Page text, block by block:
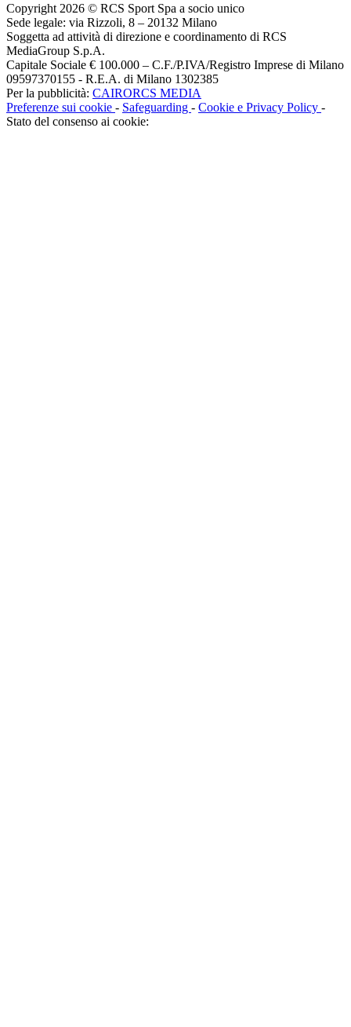
Copyright 2026 © RCS Sport Spa a socio unico
Sede legale: via Rizzoli, 8 – 20132 Milano
Soggetta ad attività di direzione e coordinamento di RCS
MediaGroup S.p.A.
Capitale Sociale € 100.000 – C.F./P.IVA/Registro Imprese di Milano
09597370155 - R.E.A. di Milano 1302385
Per la pubblicità: CAIRORCS MEDIA
Preferenze sui cookie - Safeguarding - Cookie e Privacy Policy -
Stato del consenso ai cookie: